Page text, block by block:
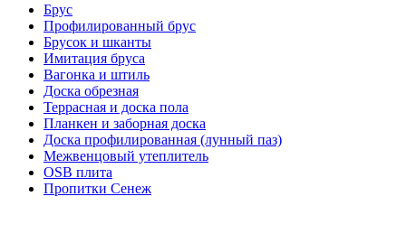
Брус
Профилированный брус
Брусок и шканты
Имитация бруса
Вагонка и штиль
Доска обрезная
Террасная и доска пола
Планкен и заборная доска
Доска профилированная (лунный паз)
Межвенцовый утеплитель
OSB плита
Пропитки Сенеж